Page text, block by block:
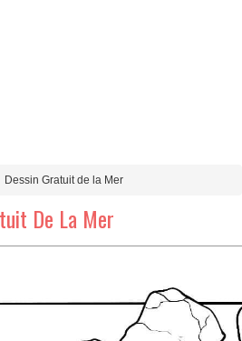
Dessin Gratuit de la Mer
De La Mer